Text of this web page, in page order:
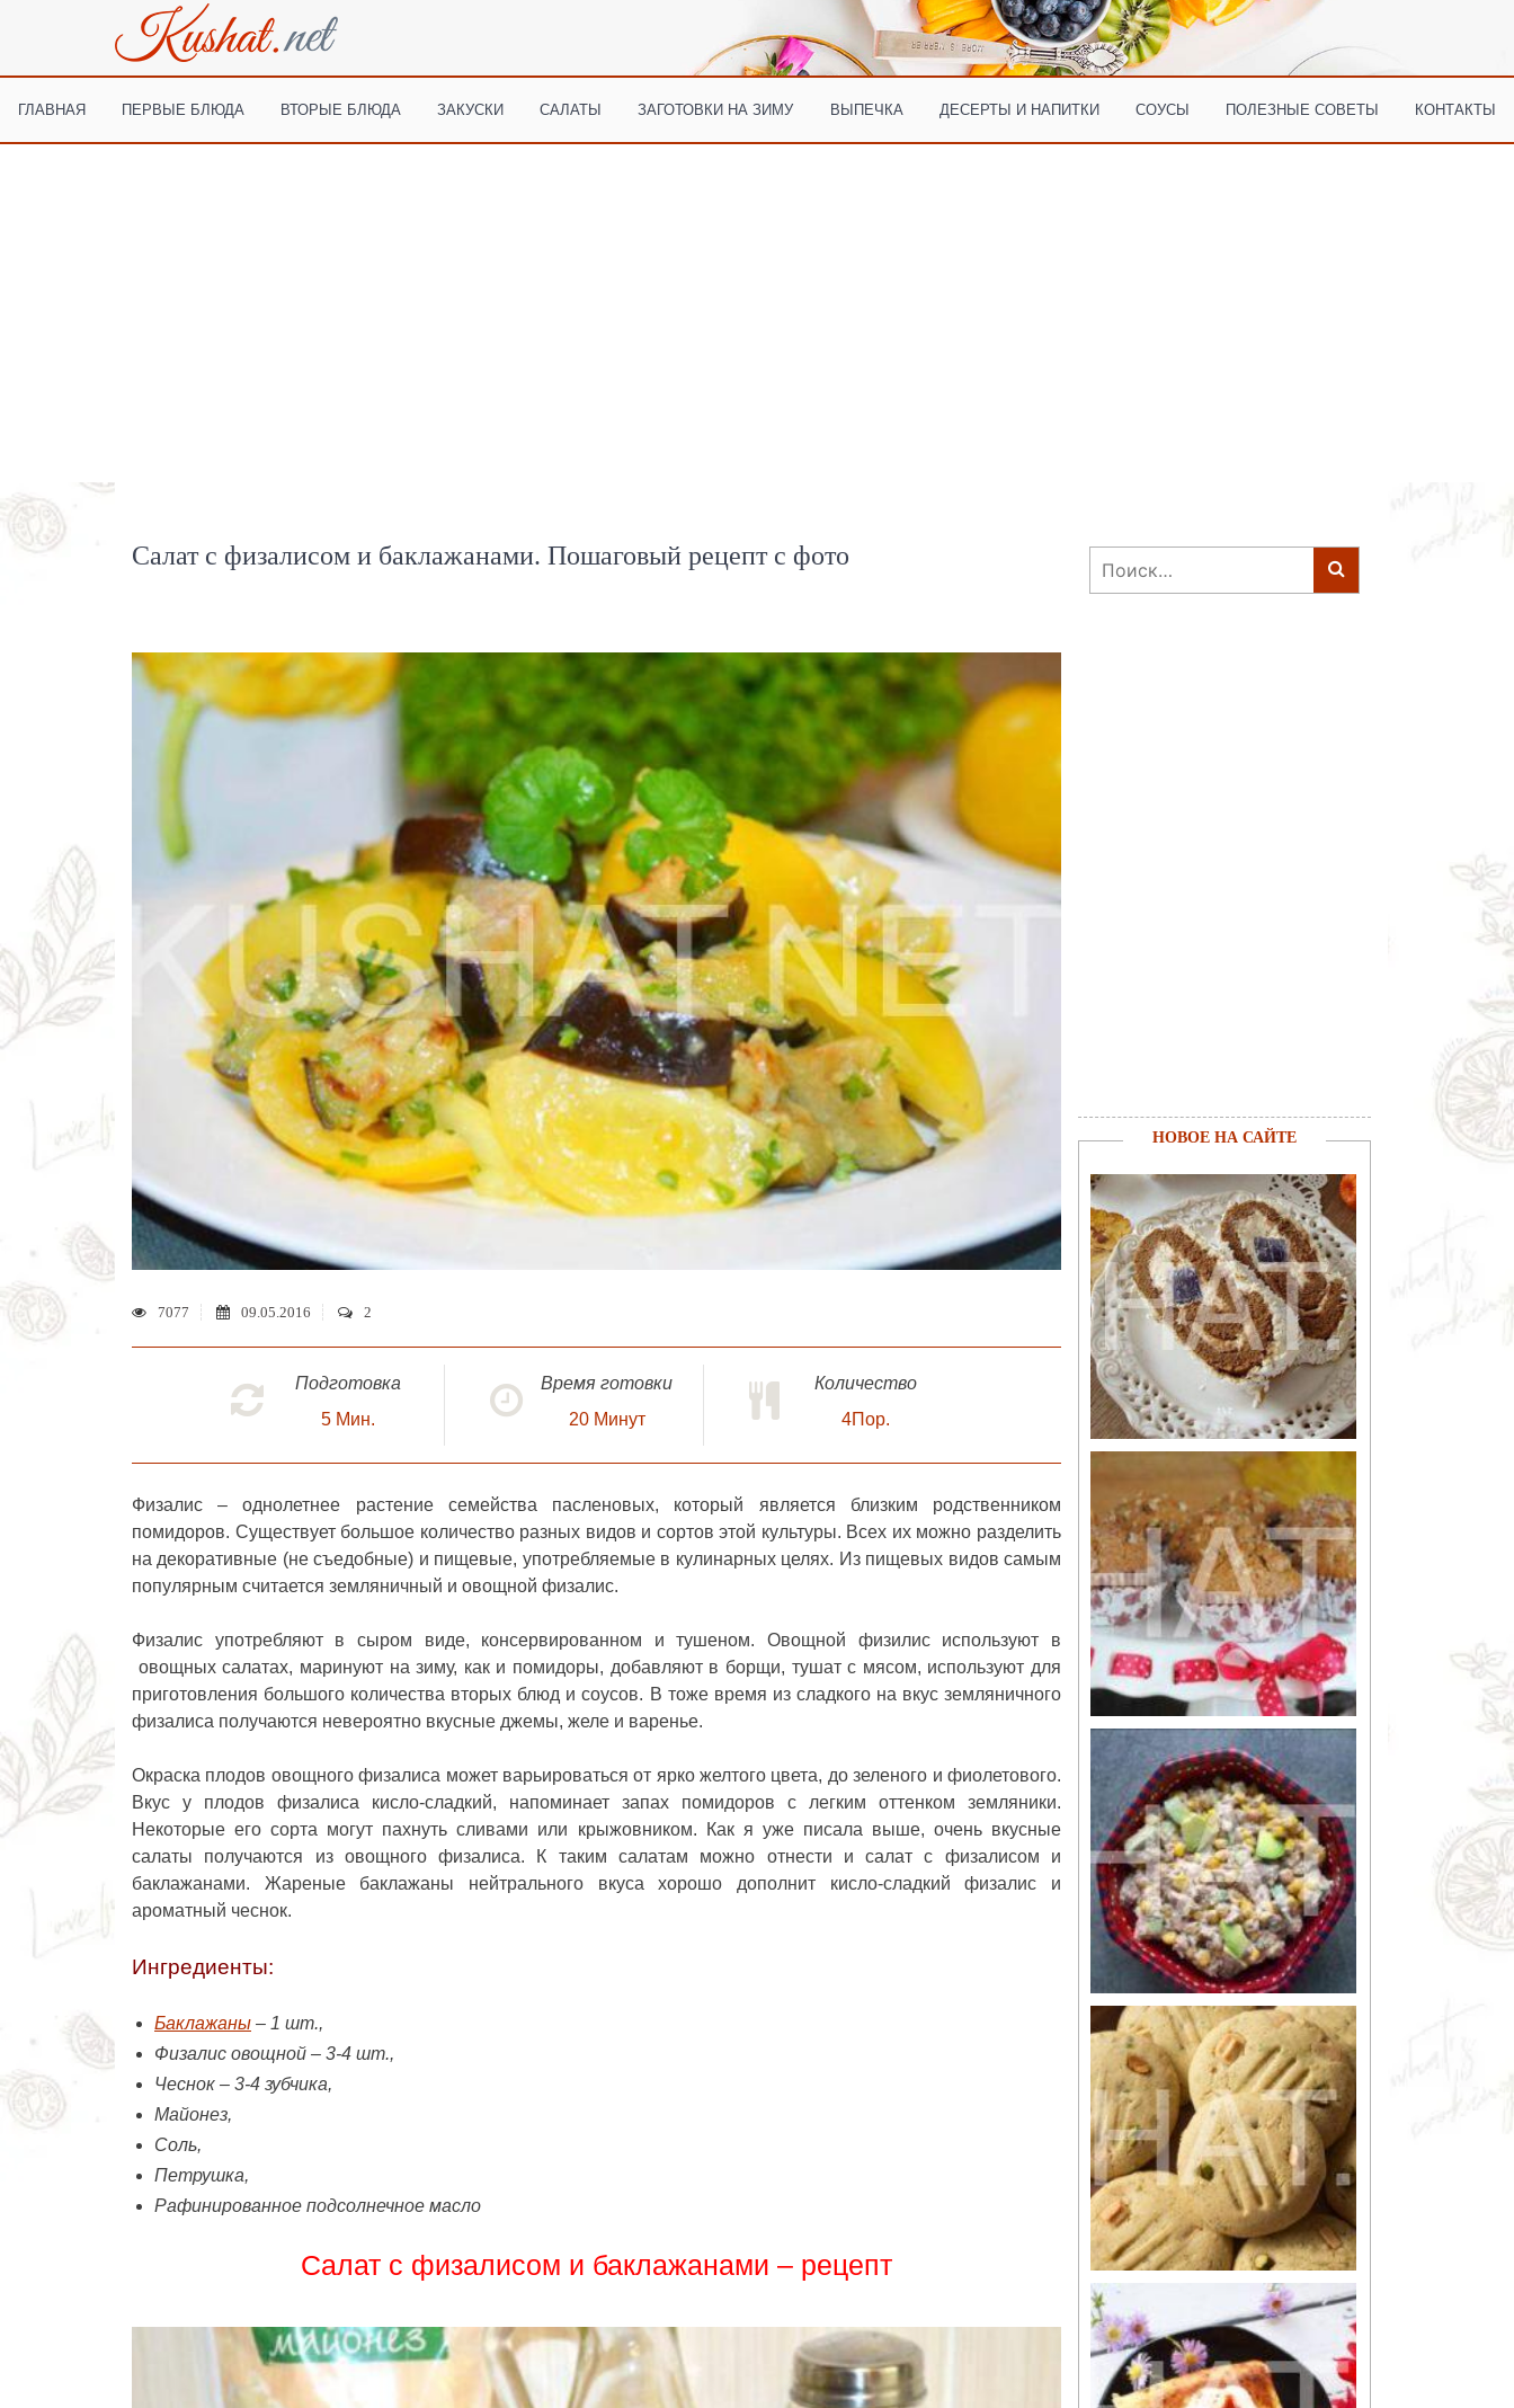
ГЛАВНАЯ ПЕРВЫЕ БЛЮДА ВТОРЫЕ БЛЮДА ЗАКУСКИ САЛАТЫ ЗАГОТОВКИ НА ЗИМУ ВЫПЕЧКА ДЕСЕРТЫ И НАПИТКИ СОУСЫ ПОЛЕЗНЫЕ СОВЕТЫ КОНТАКТЫ
Салат с физалисом и баклажанами. Пошаговый рецепт с фото
7077 09.05.2016 2
Подготовка
5 Мин.
Время готовки
20 Минут
Количество
4Пор.
Физалис – однолетнее растение семейства пасленовых, который является близким родственником
помидоров. Существует большое количество разных видов и сортов этой культуры. Всех их можно разделить
на декоративные (не съедобные) и пищевые, употребляемые в кулинарных целях. Из пищевых видов самым
популярным считается земляничный и овощной физалис.
Физалис употребляют в сыром виде, консервированном и тушеном. Овощной физилис используют в
овощных салатах, маринуют на зиму, как и помидоры, добавляют в борщи, тушат с мясом, используют для
приготовления большого количества вторых блюд и соусов. В тоже время из сладкого на вкус земляничного
физалиса получаются невероятно вкусные джемы, желе и варенье.
Окраска плодов овощного физалиса может варьироваться от ярко желтого цвета, до зеленого и фиолетового.
Вкус у плодов физалиса кисло-сладкий, напоминает запах помидоров с легким оттенком земляники.
Некоторые его сорта могут пахнуть сливами или крыжовником. Как я уже писала выше, очень вкусные
салаты получаются из овощного физалиса. К таким салатам можно отнести исалат с физалисом и
баклажанами. Жареные баклажаны нейтрального вкуса хорошо дополнит кисло-сладкий физалис и
ароматный чеснок.
Ингредиенты:
Баклажаны – 1 шт.,
Физалис овощной – 3-4 шт.,
Чеснок – 3-4 зубчика,
Майонез,
Соль,
Петрушка,
Рафинированное подсолнечное масло
Салат с физалисом и баклажанами – рецепт
Найти:
НОВОЕ НА САЙТЕ